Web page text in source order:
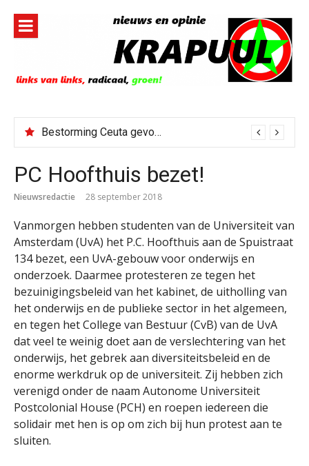
inhoud
Bestorming Ceuta gevolg van op sociale media verspreide hoax?
PC Hoofthuis bezet!
Nieuwsredactie 28 september 2018
Vanmorgen hebben studenten van de Universiteit van
Amsterdam (UvA) het P.C. Hoofthuis aan de Spuistraat
134 bezet, een UvA-gebouw voor onderwijs en
onderzoek. Daarmee protesteren ze tegen het
bezuinigingsbeleid van het kabinet, de uitholling van
het onderwijs en de publieke sector in het algemeen,
en tegen het College van Bestuur (CvB) van de UvA
dat veel te weinig doet aan de verslechtering van het
onderwijs, het gebrek aan diversiteitsbeleid en de
enorme werkdruk op de universiteit. Zij hebben zich
verenigd onder de naam Autonome Universiteit
Postcolonial House (PCH) en roepen iedereen die
solidair met hen is op om zich bij hun protest aan te
sluiten.